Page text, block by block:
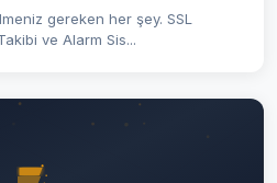
gereken her şey. SSL
ve Alarm Sis...